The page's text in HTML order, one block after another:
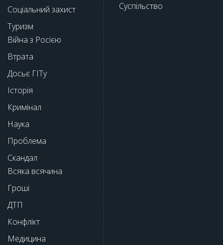
Соціальний захист
Туризм
Війна з Росією
Втрата
Досьє ГІТу
Історія
Кримінал
Наука
Проблема
Скандал
Всяка всячина
Гроші
ДТП
Конфлікт
Медицина
Суспільство